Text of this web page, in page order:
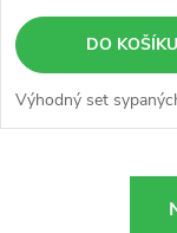
DO KOŠÍKU
Výhodný set